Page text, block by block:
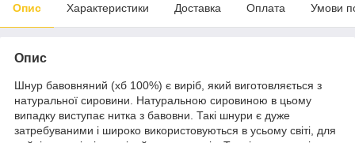
Опис Характеристики Доставка Оплата Умови
Опис
Шнур бавовняний (хб 100%) є виріб, який виготовляється з
натуральної сировини. Натуральною сировиною в цьому
випадку виступає нитка з бавовни. Такі шнури є дуже
затребуваними і широко використовуються в усьому світі, для